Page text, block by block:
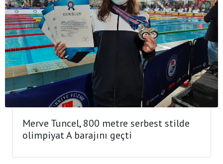
Merve Tuncel, 800 metre serbest stilde
olimpiyat A barajını geçti